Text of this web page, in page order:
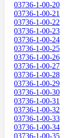
03736-1-00-20
03736-1-00-21
03736-1-00-22
03736-1-00-23
03736-1-00-24
03736-1-00-25
03736-1-00-26
03736-1-00-27
03736-1-00-28
03736-1-00-29
03736-1-00-30
03736-1-00-31
03736-1-00-32
03736-1-00-33
03736-1-00-34
03736-1-00-35